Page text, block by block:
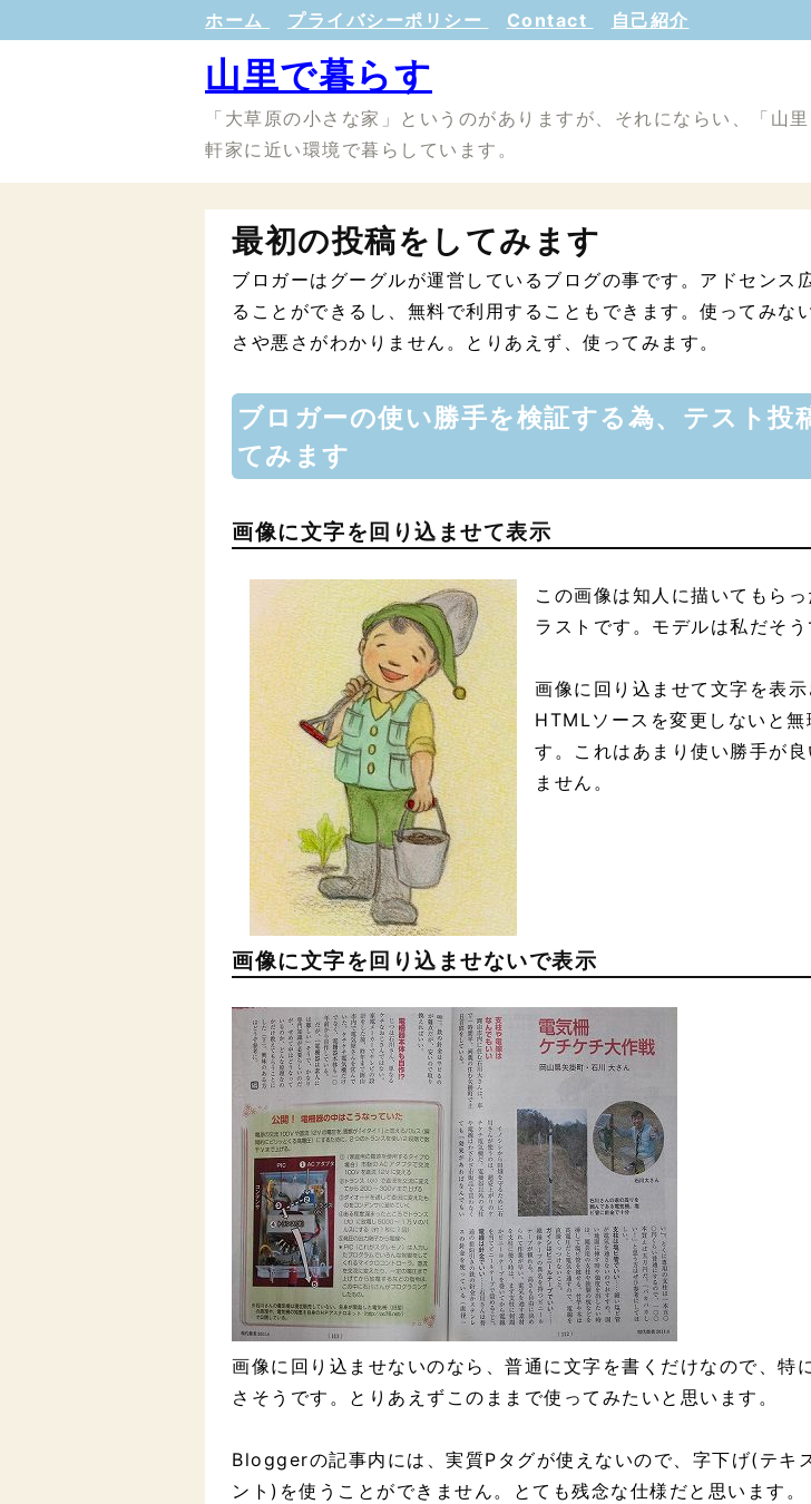
ホーム プライバシーポリシー Contact 自己紹介
山里で暮らす
「大草原の小さな家」というのがありますが、それにならい、「山
軒家に近い環境で暮らしています。
最初の投稿をしてみます
ブロガーはグーグルが運営しているブログの事です。アドセンス
ることができるし、無料で利用することもできます。使ってみな
さや悪さがわかりません。とりあえず、使ってみます。
ブロガーの使い勝手を検証する為、テスト投
てみます
画像に文字を回り込ませて表示
この画像は知人に描いてもらっ
ラストです。モデルは私だそう
画像に回り込ませて文字を表
HTMLソースを変更しないと
す。これはあまり使い勝手が良
ません。
画像に文字を回り込ませないで表示
画像に回り込ませないのなら、普通に文字を書くだけなので、特
さそうです。とりあえずこのままで使ってみたいと思います。
Bloggerの記事内には、実質Pタグが使えないので、字下げ(テキ
ント)を使うことができません。とても残念な仕様だと思います。